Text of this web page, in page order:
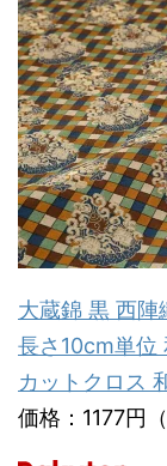
大蔵錦 黒 西
長さ10cm単位
カットクロス
価格：1177円